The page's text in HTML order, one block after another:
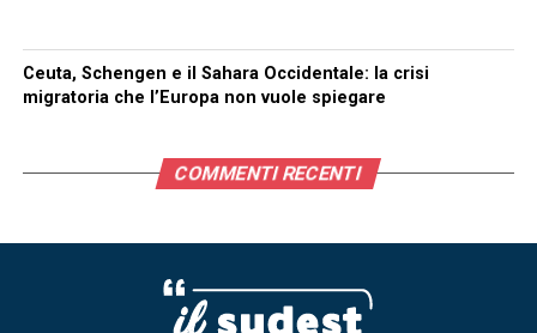
Ceuta, Schengen e il Sahara Occidentale: la crisi
migratoria che l’Europa non vuole spiegare
COMMENTI RECENTI